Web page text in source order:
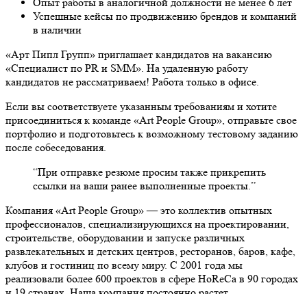
Опыт работы в аналогичной должности не менее 6 лет
Успешные кейсы по продвижению брендов и компаний
в наличии
«Арт Пипл Групп» приглашает кандидатов на вакансию
«Специалист по PR и SMM». На удаленную работу
кандидатов не рассматриваем! Работа только в офисе.
Если вы соответствуете указанным требованиям и хотите
присоединиться к команде «Art People Group», отправьте свое
портфолио и подготовьтесь к возможному тестовому заданию
после собеседования.
“При отправке резюме просим также прикрепить
ссылки на ваши ранее выполненные проекты.”
Компания «Art People Group» — это коллектив опытных
профессионалов, специализирующихся на проектировании,
строительстве, оборудовании и запуске различных
развлекательных и детских центров, ресторанов, баров, кафе,
клубов и гостиниц по всему миру. С 2001 года мы
реализовали более 600 проектов в сфере HoReCa в 90 городах